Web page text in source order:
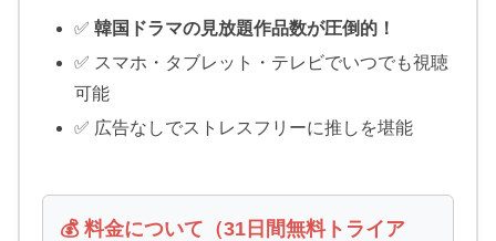
✅韓国ドラマの見放題作品数が圧倒的！
✅ スマホ・タブレット・テレビでいつでも視聴
可能
✅ 広告なしでストレスフリーに推しを堪能
💰 料金について（31日間無料トライア